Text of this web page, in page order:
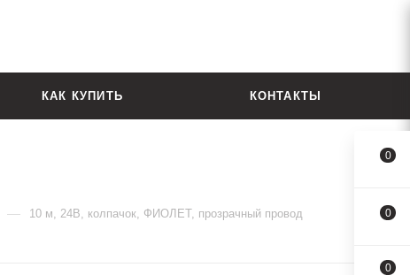
КАК КУПИТЬ КОНТАКТЫ
— 10 м, 24В, колпачок, ФИОЛЕТ, прозрачный провод
0
0
0